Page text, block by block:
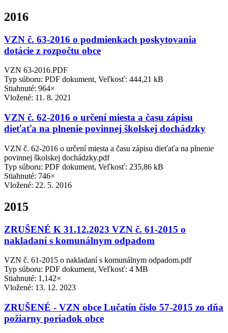
2016
VZN č. 63-2016 o podmienkach poskytovania
dotácie z rozpočtu obce
VZN 63-2016.PDF
Typ súboru: PDF dokument, Veľkosť: 444,21 kB
Stiahnuté: 964×
Vložené: 11. 8. 2021
VZN č. 62-2016 o určení miesta a času zápisu
dieťaťa na plnenie povinnej školskej dochádzky
VZN č. 62-2016 o určení miesta a času zápisu dieťaťa na plnenie
povinnej školskej dochádzky.pdf
Typ súboru: PDF dokument, Veľkosť: 235,86 kB
Stiahnuté: 746×
Vložené: 22. 5. 2016
2015
ZRUŠENÉ K 31.12.2023 VZN č. 61-2015 o
nakladaní s komunálnym odpadom
VZN č. 61-2015 o nakladaní s komunálnym odpadom.pdf
Typ súboru: PDF dokument, Veľkosť: 4 MB
Stiahnuté: 1,142×
Vložené: 13. 12. 2023
ZRUŠENÉ - VZN obce Lučatín číslo 57-2015 zo dňa
požiarny poriadok obce